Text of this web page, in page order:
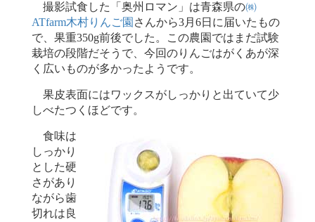
撮影試食した「奥州ロマン」は青森県の㈱
ATfarm木村りんご園 さんから3月6日に届いたもの
で、果重350g前後でした。この農園ではまだ試験
栽培の段階だそうで、今回のりんごはがくあが深
く広いものが多かったようです。
果皮表面にはワックスがしっかりと出ていて少
しべたつくほどです。
食味は
しっかり
とした硬
さがあり
ながら歯
切れは良